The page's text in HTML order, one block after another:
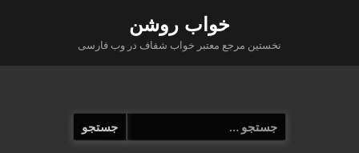
خواب روشن
نخستین مرجع معتبر خواب شفاف در وب فارسی
جستجو
برای: